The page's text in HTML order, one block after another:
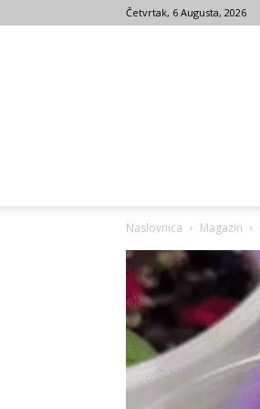
Četvrtak, 6 Augusta, 2026
Naslovnica Magazin